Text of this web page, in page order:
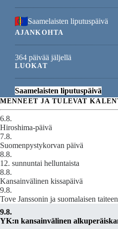
Saamelaisten liputuspäivä
AJANKOHTA
364 päivää jäljellä
LUOKAT
Saamelaisten liputuspäivä
MENNEET JA TULEVAT
6.8.
Hiroshima-päivä
7.8.
Suomenpystykorvan päivä
8.8.
12. sunnuntai helluntaista
8.8.
Kansainvälinen kissapäivä
9.8.
Tove Janssonin ja suomalaisen
9.8.
YK:n kansainvälinen